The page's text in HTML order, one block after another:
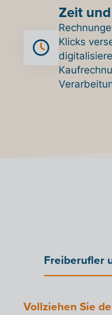
Zeit
Klicks
Freiberufler
Vollziehen Sie
Verhelfen Sie
Machen Sie Ihr
Vernetzen Sie
Reduzieren Sie
Binden Sie Ihre